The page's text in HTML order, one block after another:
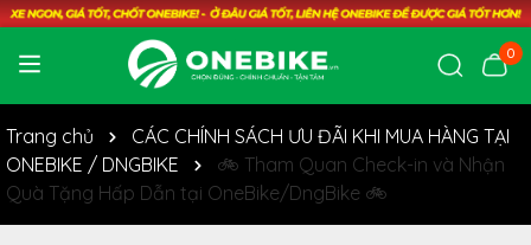
0
Trang chủ
CÁC CHÍNH SÁCH ƯU ĐÃI KHI MUA HÀNG TẠI
ONEBIKE / DNGBIKE
🚲 Tham Quan Check-in và Nhận
Quà Tặng Hấp Dẫn tại OneBike/DngBike 🚲